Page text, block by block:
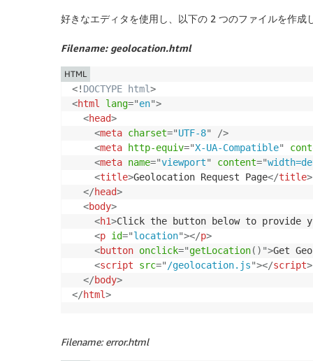
好きなエディタを使用し、以下の 2 つのファイルを作成
Filename: geolocation.html
<! DOCTYPE html>
<html lang="en">
<head>
<meta charset="UTF-8"
/>
<meta http-equiv="X-UA-Compatible"
<meta name="viewport" content="
<title>Geolocation Request Page</title>
</head>
<body>
<h1>Click the button below to provide
<p id="location"></p>
<button onclick="getLocation( ) ">Get
<script src=" /geolocation.js"></script>
</body>
</html>
HTML
Filename: error.html